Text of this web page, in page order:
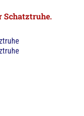
Schatztruhe.